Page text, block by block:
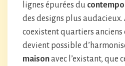
lignes épurées du
des designs plus audacieux.
coexistent quartiers anciens
devient possible
maisonavec l’existant, que